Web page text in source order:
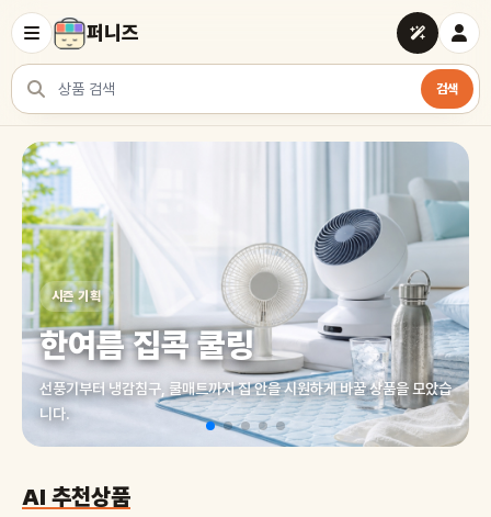
퍼니즈
상품 검색
검색
여러 쇼핑몰 상품을 한곳에서 찾아보세요
시즌 기획
한여름 집콕 쿨링
선풍기부터 냉감침구, 쿨매트까지 집 안을 시원하게 바꿀 상품을 모았습
니다.
AI 추천상품